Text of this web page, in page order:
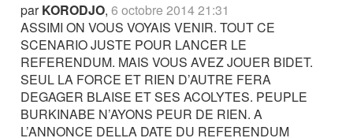
parKORODJO,6 octobre 2014 21:31
ASSIMI ON VOUS VOYAIS VENIR. TOUT CE
SCENARIO JUSTE POUR LANCER LE
REFERENDUM. MAIS VOUS AVEZ JOUER BIDET.
SEUL LA FORCE ET RIEN D’AUTRE FERA
DEGAGER BLAISE ET SES ACOLYTES. PEUPLE
BURKINABE N’AYONS PEUR DE RIEN. A
L’ANNONCE DELLA DATE DU REFERENDUM